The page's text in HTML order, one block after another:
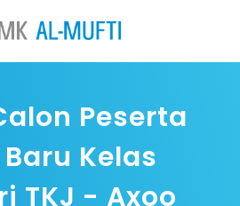
Peserta
Kelas
TKJ - Axoo